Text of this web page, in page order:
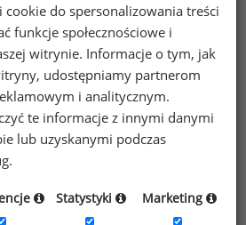
swoje zarobki z innymi?
ile powinieneś zarabiać
o wynagrodzeniach na 840
w strefie premium
do spersonalizowania treści
funkcje społecznościowe i
witrynie. Informacje o tym, jak
udostępniamy partnerom
i analitycznym.
te informacje z innymi danymi
lub uzyskanymi podczas
Statystyki Marketing